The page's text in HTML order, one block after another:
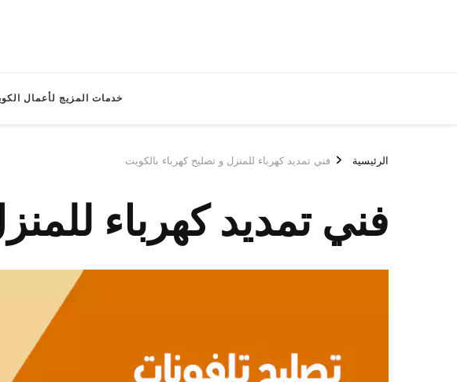
خدمات المزيج لأعمال
الرئيسية فني تمديد كهرباء للمنزل و تصليح كهرباء بالكويت
فني تمديد كهرباء